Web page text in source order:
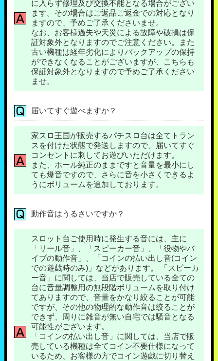
に入らず修理及び交換不能となる場合がござい
ます。その場合はご返品ご返金での対応となり
ますので、予めご了承くださいませ。
なお、お客様過失や天災による故障や破損は保
証対象外となりますのでご注意ください。また
古い機種は経年劣化によりバックアップの保持
ができなくなることがございますが、こちらも
保証対象外となりますので予めご了承ください
ませ。
届いてすぐ遊べますか？
家スロ王国が販売するパチスロ台は全てトラン
スを付けた状態で発送しますので、届いてすぐ
コンセントに刺してお遊びいただけます。
また、ホール純正のままですと音量を最小にし
ても爆音ですので、さらに音を小さくできるよ
うにボリュームを追加しております。
動作音はうるさいですか？
スロット台ご使用時に発生する音には、主に
「リール音」、「スピーカー音」、「役物やバ
イブの動作音」、「コインの払い出し音(コイン
での遊戯時のみ)」などがあります。 「スピーカ
ー音」に関しては、当店で販売している全ての
台に音量調整用の無段階ボリュームを取り付け
てありますので、音量をかなり絞ることが可能
ですが、その他の物理的な動作音は絞ることが
できず、周りに雑音が無い自宅では騒音となる
可能性がございます。
「コインの払い出し音」に関しては、当店で販
売している機種は全てコイン不要仕様になって
いるため、お客様の方でコイン遊戯に切り替え